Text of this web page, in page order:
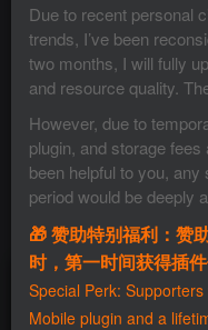
口袋妖怪
GBA 汉化
Due to recent personal
trends, I’ve been
two months, I will fully
and resource quality.
However, due to
plugin, and storage
been helpful to you,
period would be deeply
🎁 赞助特别福利：赞
时，第一时间获得插
Special Perk:
Mobile plugin and a